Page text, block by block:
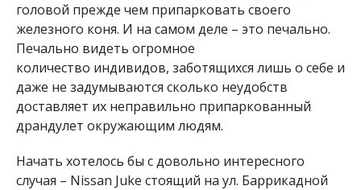
головой прежде чем припарковать своего
железного коня. И на самом деле – это печально.
Печально видеть огромное
количество индивидов, заботящихся лишь о себе и
даже не задумываются сколько неудобств
доставляет их неправильно припаркованный
драндулет окружающим людям.
Начать хотелось бы с довольно интересного
случая – Nissan Juke стоящий на ул. Баррикадной